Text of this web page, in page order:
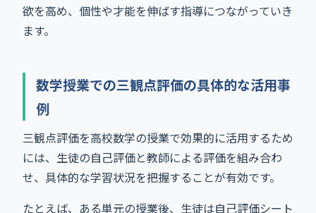
欲を高め、個性や才能を伸ばす指導につながっていき
ます。
数学授業での三観点評価の具体的な活用事
例
三観点評価を高校数学の授業で効果的に活用するため
には、生徒の自己評価と教師による評価を組み合わ
せ、具体的な学習状況を把握することが有効です。
たとえば、ある単元の授業後、生徒は自己評価シート